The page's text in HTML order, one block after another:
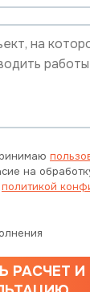
на
политикой
РАСЧЕТ И